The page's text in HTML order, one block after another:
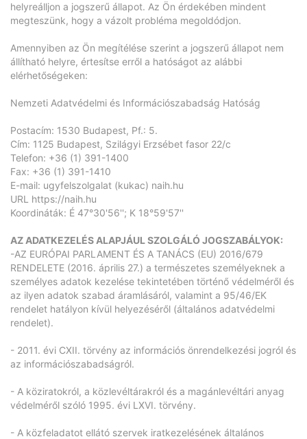
helyreálljon a jogszerű állapot. Az Ön érdekében mindent
megteszünk, hogy a vázolt probléma megoldódjon.
Amennyiben az Ön megítélése szerint a jogszerű állapot nem
állítható helyre, értesítse erről a hatóságot az alábbi
elérhetőségeken:
Nemzeti Adatvédelmi és Információszabadság Hatóság
Postacím: 1530 Budapest, Pf.: 5.
Cím: 1125 Budapest, Szilágyi Erzsébet fasor 22/c
Telefon: +36 (1) 391-1400
Fax: +36 (1) 391-1410
E-mail: ugyfelszolgalat (kukac) naih.hu
URL https://naih.hu
Koordináták: É 47°30'56''; K 18°59'57''
AZ ADATKEZELÉS ALAPJÁUL SZOLGÁLÓ JOGSZABÁLYOK:
-AZ EURÓPAI PARLAMENT ÉS A TANÁCS (EU) 2016/679
RENDELETE (2016. április 27.) a természetes személyeknek a
személyes adatok kezelése tekintetében történő védelméről és
az ilyen adatok szabad áramlásáról, valamint a 95/46/EK
rendelet hatályon kívül helyezéséről (általános adatvédelmi
rendelet).
- 2011. évi CXII. törvény az információs önrendelkezési jogról és
az információszabadságról.
- A köziratokról, a közlevéltárakról és a magánlevéltári anyag
védelméről szóló 1995. évi LXVI. törvény.
- A közfeladatot ellátó szervek iratkezelésének általános